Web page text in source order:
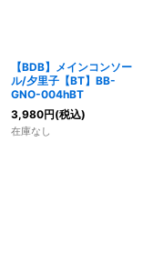
【BDB】メインコンソー
ル/夕里子【BT】BB-
GNO-004hBT
3,980円(税込)
在庫なし